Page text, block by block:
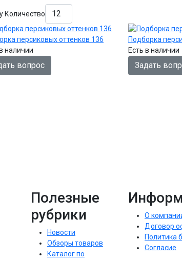
Количество
персиковых оттенков 136
наличии
вопрос
Подборка
Есть в наличии
Задать
Полезные
рубрики
Новости
Обзоры товаров
Каталог по
О
Договор
Политика
Согласие